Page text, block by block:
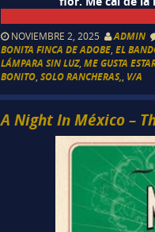
NOVIEMBRE 2, 2025 ADMIN
BONITA FINCA DE ADOBE ,EL
LÁMPARA SIN LUZ,ME GUSTA
BONITO ,SOLO RANCHERAS, V/A
A Night In México –